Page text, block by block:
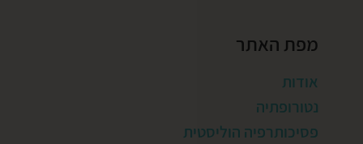
מפת האתר
אודות
נטורופתיה
פסיכותרפיה הוליסטית